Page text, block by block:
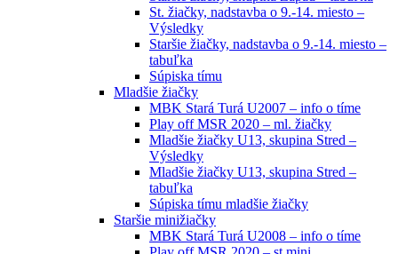
St. žiačky, nadstavba o 9.-14. miesto –
Výsledky
Staršie žiačky, nadstavba o 9.-14. miesto –
tabuľka
Súpiska tímu
Mladšie žiačky
MBK Stará Turá U2007 – info o tíme
Play off MSR 2020 – ml. žiačky
Mladšie žiačky U13, skupina Stred –
Výsledky
Mladšie žiačky U13, skupina Stred –
tabuľka
Súpiska tímu mladšie žiačky
Staršie minižiačky
MBK Stará Turá U2008 – info o tíme